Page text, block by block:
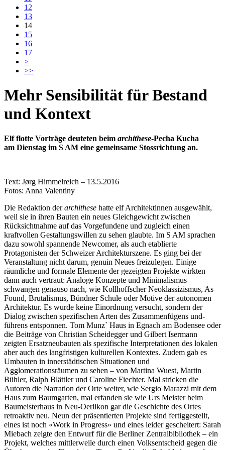
12
13
14
15
16
17
>
>>
Mehr Sensibilität für Bestand
und Kontext
Elf flotte Vorträge deuteten beim archithese-Pecha Kucha
am Dienstag im S AM eine gemeinsame Stossrichtung an.
Text: Jørg Himmelreich – 13.5.2016
Fotos: Anna Valentiny
Die Redaktion derarchithese hatte elf Architektinnen ausgewählt,
weil sie in ihren Bauten ein neues Gleichgewicht zwischen
Rücksichtnahme auf das Vorgefundene und zugleich einen
kraftvollen Gestaltungswillen zu sehen glaubte. Im S AM sprachen
dazu sowohl spannende Newcomer, als auch etablierte
Protagonisten der Schweizer Architekturszene. Es ging bei der
Veranstaltung nicht darum, genuin Neues freizulegen. Einige
räumliche und formale Elemente der gezeigten Projekte wirkten
dann auch vertraut: Analoge Konzepte und Minimalismus
schwangen genauso nach, wie Kollhoffscher Neoklassizismus, As
Found, Brutalismus, Bündner Schule oder Motive der autonomen
Architektur. Es wurde keine Einordnung versucht, sondern der
Dialog zwischen spezifischen Arten des Zusammenfügens und-
führens entsponnen. Tom Munz` Haus in Egnach am Bodensee oder
die Beiträge von Christian Scheidegger und Gilbert Isermann
zeigten Ersatzneubauten als spezifische Interpretationen des lokalen
aber auch des langfristigen kulturellen Kontextes. Zudem gab es
Umbauten in innerstädtischen Situationen und
Agglomerationsräumen zu sehen – von Martina Wuest, Martin
Bühler, Ralph Blättler und Caroline Fiechter. Mal stricken die
Autoren die Narration der Orte weiter, wie Sergio Marazzi mit dem
Haus zum Baumgarten, mal erfanden sie wie Urs Meister beim
Baumeisterhaus in Neu-Oerlikon gar die Geschichte des Ortes
retroaktiv neu. Neun der präsentierten Projekte sind fertiggestellt,
eines ist noch «Work in Progress» und eines leider gescheitert: Sarah
Miebach zeigte den Entwurf für die Berliner Zentralbibliothek – ein
Projekt, welches mittlerweile durch einen Volksentscheid gegen die